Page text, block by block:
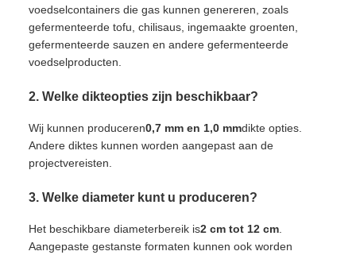
voedselcontainers die gas kunnen genereren, zoals
gefermenteerde tofu, chilisaus, ingemaakte groenten,
gefermenteerde sauzen en andere gefermenteerde
voedselproducten.
2. Welke dikteopties zijn beschikbaar?
Wij kunnen produceren0,7 mm en 1,0 mmdikte opties.
Andere diktes kunnen worden aangepast aan de
projectvereisten.
3. Welke diameter kunt u produceren?
Het beschikbare diameterbereik is2 cm tot 12 cm.
Aangepaste gestanste formaten kunnen ook worden